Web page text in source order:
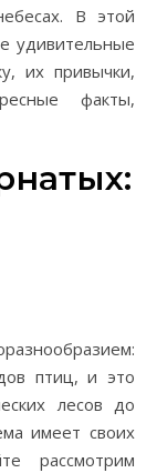
В этой
удивительные
их привычки,
факты,
птиц, и это
лесов до
имеет своих
рассмотрим